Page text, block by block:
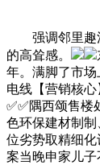
强调邻里趣活
的高耸感。
年。满脚了市场
电线【营销核
✅✅隅西颂售
色环保建材制
位劣势取精细
案当晚申家儿